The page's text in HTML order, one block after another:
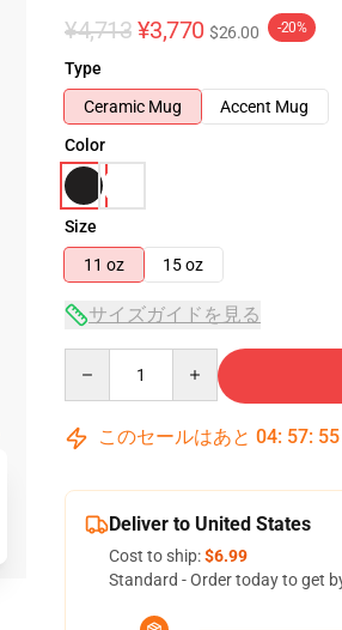
¥4,713 ¥3,770 $26.00 -20%
Type
Ceramic Mug
Accent Mug
Color
Size
11 oz
15 oz
サイズガイドを見る
このセールはあと 04: 57: 54
Deliver to United States
Cost to ship:$6.99
Standard - Order today to get